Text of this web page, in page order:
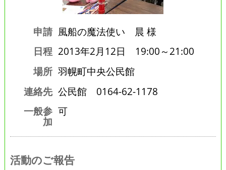
申請 風船の魔法使い 晨 様
日程 2013年2月12日 19:00～21:00
場所 羽幌町中央公民館
連絡先 公民館 0164-62-1178
一般参
加
可
活動のご報告